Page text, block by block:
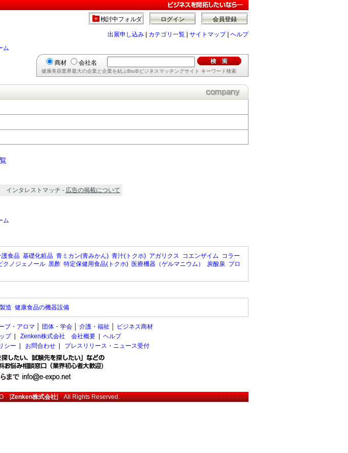
会員登録
ログイン
検討中フォルダ
出展申し込み カテゴリ一覧 サイトマップ| ヘルプ
ム
商材 会社名
健康美容業界最大の企業と企業を結ぶBtoBビジネスマッチングサイト キーワード検索
インタレストマッチ - 広告の掲載について
ム
護食品 基礎化粧品 青ミカン(青みかん) 青汁(トクホ) アガリクス コエンザイム コラー
クノジェノール 黒酢 特定保健用食品(トクホ) 医療機器（ゲルマニウム） 炭酸泉 プロ
造 健康食品の機器設備
ブ・アロマ 団体・学会 介護・福祉
ビジネス商材
プ| Zenken株式会社 会社概要
ヘルプ
シー お問合わせ プレスリリース・ニュース受付
[Zenken株式会社] All Rights Reserved.